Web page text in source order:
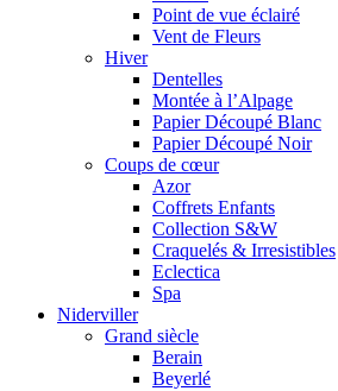
Point de vue éclairé
Vent de Fleurs
Hiver
Dentelles
Montée à l’Alpage
Papier Découpé Blanc
Papier Découpé Noir
Coups de cœur
Azor
Coffrets Enfants
Collection S&W
Craquelés & Irresistibles
Eclectica
Spa
Niderviller
Grand siècle
Berain
Beyerlé